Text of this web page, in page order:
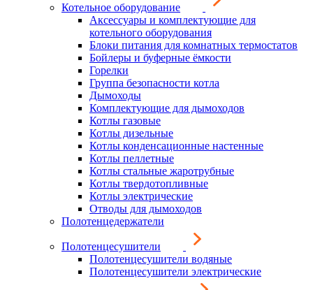
Котельное оборудование
Аксессуары и комплектующие для
котельного оборудования
Блоки питания для комнатных термостатов
Бойлеры и буферные ёмкости
Горелки
Группа безопасности котла
Дымоходы
Комплектующие для дымоходов
Котлы газовые
Котлы дизельные
Котлы конденсационные настенные
Котлы пеллетные
Котлы стальные жаротрубные
Котлы твердотопливные
Котлы электрические
Отводы для дымоходов
Полотенцедержатели
Полотенцесушители
Полотенцесушители водяные
Полотенцесушители электрические